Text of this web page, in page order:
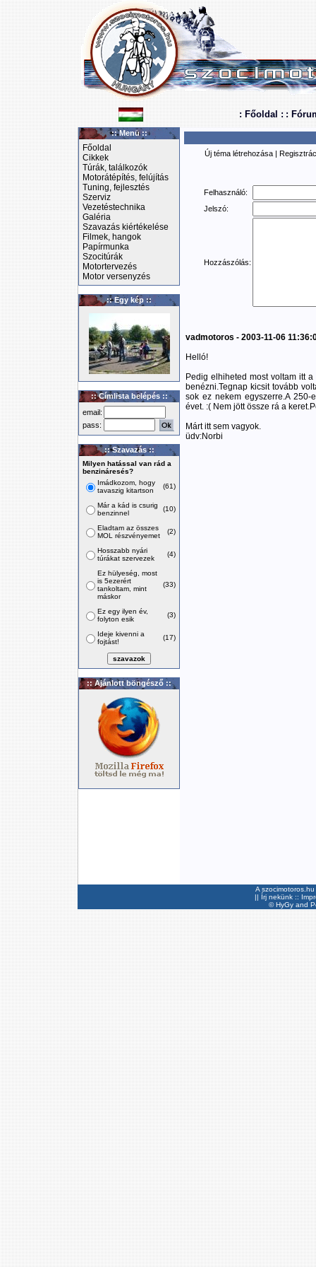
: Főoldal : :
:: Menü ::
Főoldal
Cikkek
Túrák, találkozók
Motorátépítés, felújítás
Tuning, fejlesztés
Szerviz
Vezetéstechnika
Galéria
Szavazás kiértékelése
Filmek, hangok
Papírmunka
Szocitúrák
Motortervezés
Motor versenyzés
:: Egy kép ::
:: Címlista belépés ::
email:
pass:
:: Szavazás ::
Milyen hatással van rád a
benzináresés?
Imádkozom, hogy
tavaszig kitartson
(61)
Már a kád is csurig
benzinnel
(10)
Eladtam az összes
MOL részvényemet
(2)
Hosszabb nyári
túrákat szervezek
(4)
Ez hülyeség, most
is 5ezerért
tankoltam, mint
máskor
(33)
Ez egy ilyen év,
folyton esik
(3)
Ideje kivenni a
fojtást!
(17)
:: Ajánlott böngésző ::
Új téma létrehozása |
Felhasználó:
Jelszó:
Hozzászólás:
vadmotoros - 2003-11-06
Helló!
Pedig elhiheted most voltam itt
benézni.Tegnap kicsit tovább
sok ez nekem egyszerre.A
évet. :( Nem jött össze rá a
Márt itt sem vagyok.
üdv:Norbi
A
|| Írj nekünk ::
©HyGyand